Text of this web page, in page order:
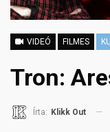
VIDEÓ FILMES
Tron:
Írta: Klikk Out